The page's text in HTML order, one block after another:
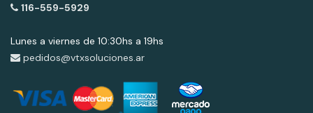
116-559-5929
Lunes a viernes de 10:30hs a 19hs
pedidos@vtxsoluciones.ar